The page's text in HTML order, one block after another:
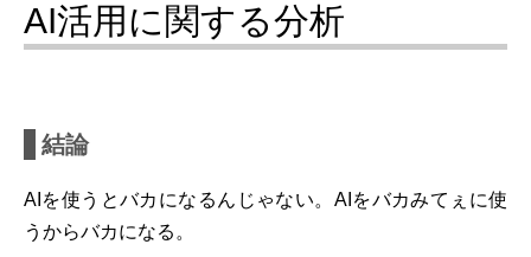
AI活用に関する分析
結論
AIを使うとバカになるんじゃない。AIをバカみてぇに使
うからバカになる。